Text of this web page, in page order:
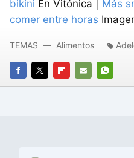
bikini En Vitónica | Más
comer entre horas
FACEBOOK
TWITTERFLIPBOARD
E-
TEMAS Alimentos